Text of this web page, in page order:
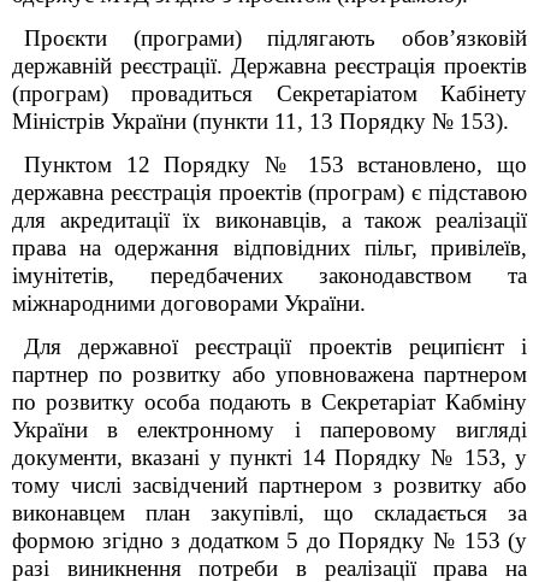
Проєкти (програми) підлягають обов’язковій
державній реєстрації. Державна реєстрація проектів
(програм) провадиться Секретаріатом Кабінету
Міністрів України (пункти 11, 13 Порядку № 153).
Пунктом 12 Порядку № 153 встановлено, що
державна реєстрація проектів (програм) є підставою
для акредитації їх виконавців, а також реалізації
права на одержання відповідних пільг, привілеїв,
імунітетів, передбачених законодавством та
міжнародними договорами України.
Для державної реєстрації проектів реципієнт і
партнер по розвитку або уповноважена партнером
по розвитку особа подають в Секретаріат Кабміну
України в електронному і паперовому вигляді
документи, вказані у пункті 14 Порядку № 153, у
тому числі засвідчений партнером з розвитку або
виконавцем план закупівлі, що складається за
формою згідно з додатком 5 до Порядку № 153 (у
разі виникнення потреби в реалізації права на